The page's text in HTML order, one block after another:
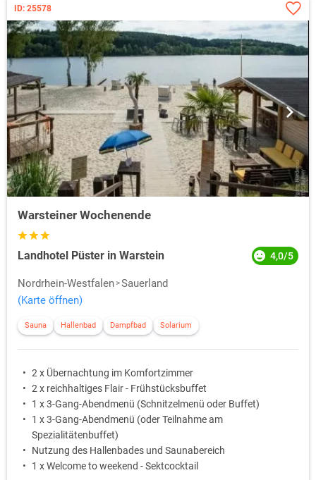
ID: 25578
Warsteiner Wochenende
Landhotel Püster in Warstein 4,0/5
Nordrhein-Westfalen Sauerland
(Karte öffnen)
Sauna Hallenbad Dampfbad Solarium
2 x Übernachtung im Komfortzimmer
2 x reichhaltiges Flair - Frühstücksbuffet
1 x 3-Gang-Abendmenü (Schnitzelmenü oder Buffet)
1 x 3-Gang-Abendmenü (oder Teilnahme am
Spezialitätenbuffet)
Nutzung des Hallenbades und Saunabereich
1 x Welcome to weekend - Sektcocktail